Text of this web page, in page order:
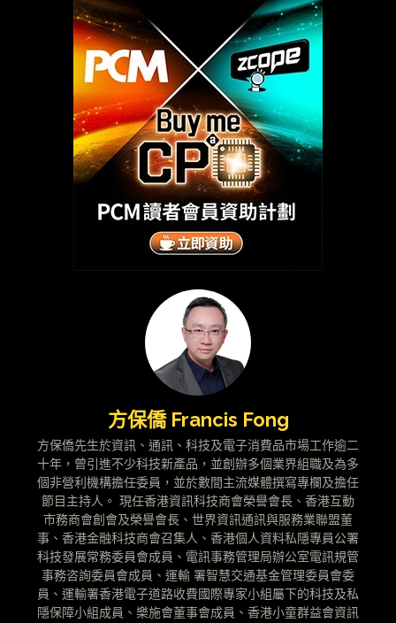
方保僑 Francis Fong
方保僑先生於資訊、通訊、科技及電子消費品市場工作逾二
十年，曾引進不少科技新產品，並創辦多個業界組職及為多
個非營利機構擔任委員，並於數間主流媒體撰寫專欄及擔任
節目主持人。 現任香港資訊科技商會榮譽會長、香港互動
市務商會創會及榮譽會長、世界資訊通訊與服務業聯盟董
事、香港金融科技商會召集人、香港個人資料私隱專員公署
科技發展常務委員會成員、電訊事務管理局辦公室電訊規管
事務咨詢委員會成員、運輸 署智慧交通基金管理委員會委
員、運輸署香港電子道路收費國際專家小組屬下的科技及私
隱保障小組成員、樂施會董事會成員、香港小童群益會資訊